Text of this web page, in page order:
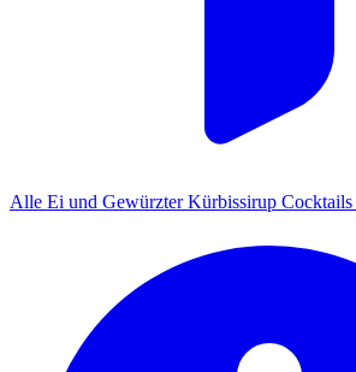
Alle Ei und Gewürzter Kürbissirup Cocktails